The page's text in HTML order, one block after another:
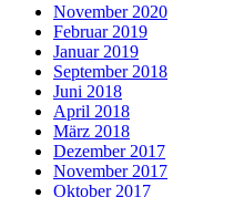
November 2020
Februar 2019
Januar 2019
September 2018
Juni 2018
April 2018
März 2018
Dezember 2017
November 2017
Oktober 2017